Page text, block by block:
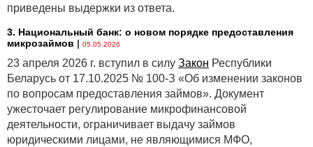
приведены выдержки из ответа.
3. Национальный банк: о новом порядке предоставления
микрозаймов | 05.05.2026
23 апреля 2026 г. вступил в силу Закон Республики
Беларусь от 17.10.2025 № 100-З «Об изменении законов
по вопросам предоставления займов». Документ
ужесточает регулирование микрофинансовой
деятельности, ограничивает выдачу займов
юридическими лицами, не являющимися МФО,